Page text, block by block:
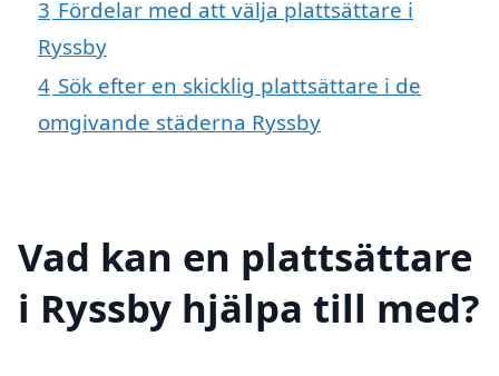
3 Fördelar med att välja plattsättare i
Ryssby
4 Sök efter en skicklig plattsättare i de
omgivande städerna Ryssby
Vad kan en plattsättare
i Ryssby hjälpa till med?